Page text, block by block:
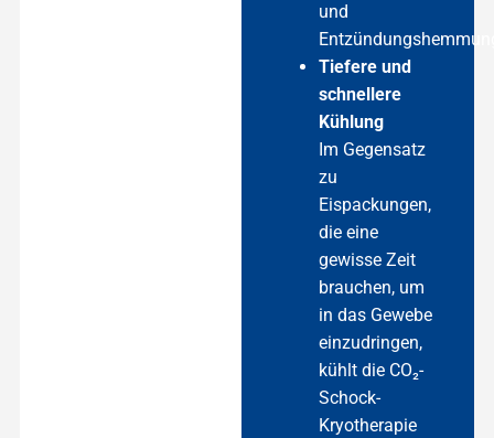
und
Tiefere und
schnellere
Kühlung
Im Gegensatz
zu
Eispackungen,
die eine
gewisse Zeit
brauchen, um
in das Gewebe
einzudringen,
kühlt die CO₂-
Schock-
Kryotherapie